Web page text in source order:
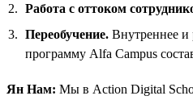
Работа с оттоком
Переобучение. Внутреннее и
программу Alfa Campus
Ян Нам: Мы в Action Digital